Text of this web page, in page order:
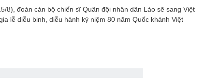
8), đoàn cán bộ chiến sĩ Quân đội nhân dân Lào sẽ sang Việt
lễ diễu binh, diễu hành kỷ niệm 80 năm Quốc khánh Việt